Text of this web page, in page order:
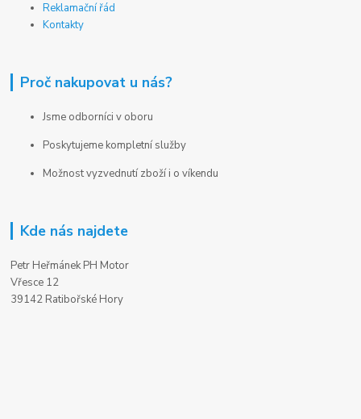
Reklamační řád
Kontakty
Proč nakupovat u nás?
Jsme odborníci v oboru
Poskytujeme kompletní služby
Možnost vyzvednutí zboží i o víkendu
Kde nás najdete
Petr Heřmánek PH Motor
Vřesce 12
39142 Ratibořské Hory